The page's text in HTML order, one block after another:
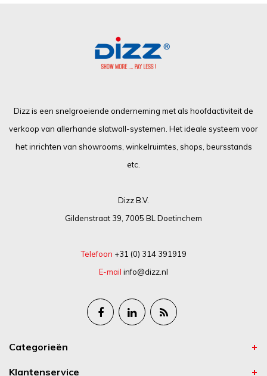
Dizz is een snelgroeiende onderneming met als hoofdactiviteit de
verkoop van allerhande slatwall-systemen. Het ideale systeem voor
het inrichten van showrooms, winkelruimtes, shops, beursstands
etc.
Dizz B.V.
Gildenstraat 39, 7005 BL Doetinchem
Telefoon +31 (0) 314 391919
E-mail info@dizz.nl
Categorieën
Klantenservice